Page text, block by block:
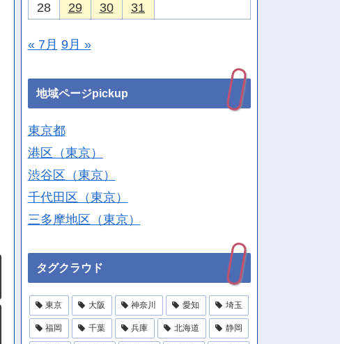
28
29 30 31
« 7月 9月 »
地域ページpickup
東京都
港区（東京）
渋谷区（東京）
千代田区（東京）
三多摩地区（東京）
タグクラウド
東京 大阪 神奈川 愛知 埼玉
福岡 千葉 兵庫 北海道 静岡